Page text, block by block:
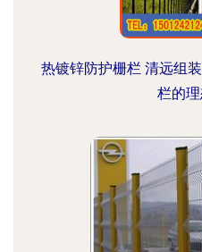
热镀锌防护栅栏 清远组
栏的